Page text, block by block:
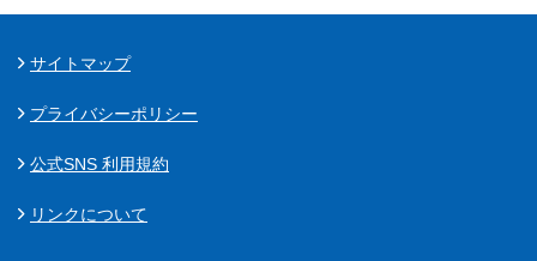
サイトマップ
プライバシーポリシー
公式SNS 利用規約
リンクについて